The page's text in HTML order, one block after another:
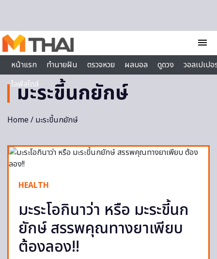
menu
หน้าแรก
ทำนายฝัน ตรวจหวย ผลบอล ดูดวง
วอลเปเป
ไลฟ์สไตล์
มะระขี้นกยักษ์
Home/ มะระขี้นกยักษ์
HEALTH
มะระโอกินาว่า หรือ มะระขี้นก
ยักษ์ สรรพคุณทางยาเพียบ
ต้องลอง!!